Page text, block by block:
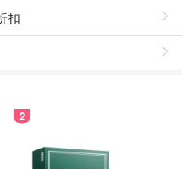
扣
2